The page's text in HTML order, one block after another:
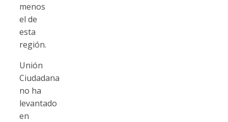
menos
el de
esta
región.
Unión
Ciudadana
no ha
levantado
en